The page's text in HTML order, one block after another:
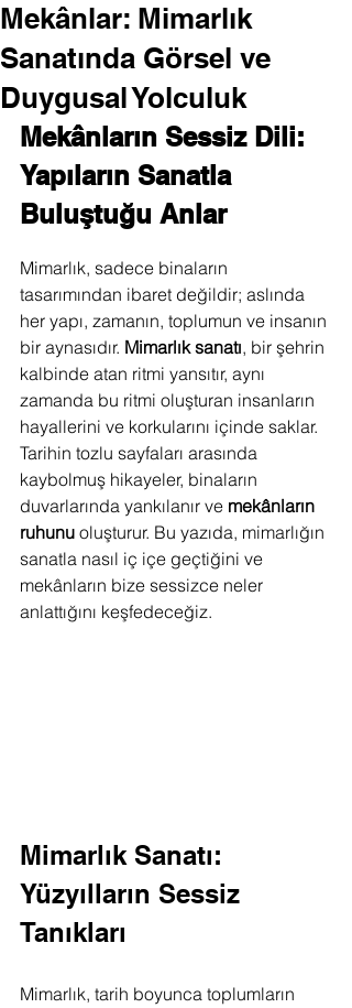
Mekânlar: Mimarlık
Sanatında Görsel ve
Duygusal Yolculuk
Mekânların Sessiz Dili:
Yapıların Sanatla
Buluştuğu Anlar
Mimarlık, sadece binaların
tasarımından ibaret değildir; aslında
her yapı, zamanın, toplumun ve insanın
bir aynasıdır. Mimarlık sanatı, bir şehrin
kalbinde atan ritmi yansıtır, aynı
zamanda bu ritmi oluşturan insanların
hayallerini ve korkularını içinde saklar.
Tarihin tozlu sayfaları arasında
kaybolmuş hikayeler, binaların
duvarlarında yankılanır ve mekânların
ruhunu oluşturur. Bu yazıda, mimarlığın
sanatla nasıl iç içe geçtiğini ve
mekânların bize sessizce neler
anlattığını keşfedeceğiz.
Mimarlık Sanatı:
Yüzyılların Sessiz
Tanıkları
Mimarlık, tarih boyunca toplumların